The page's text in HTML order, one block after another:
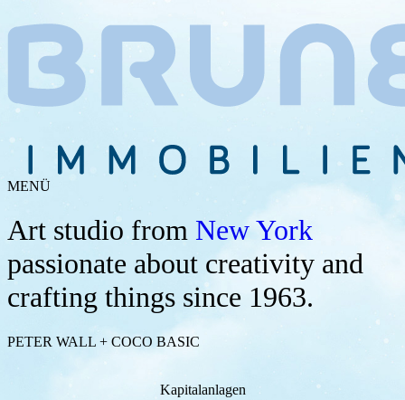
MENÜ
Art studio from New York
passionate about creativity and
crafting things since 1963.
PETER WALL + COCO BASIC
Kapitalanlagen